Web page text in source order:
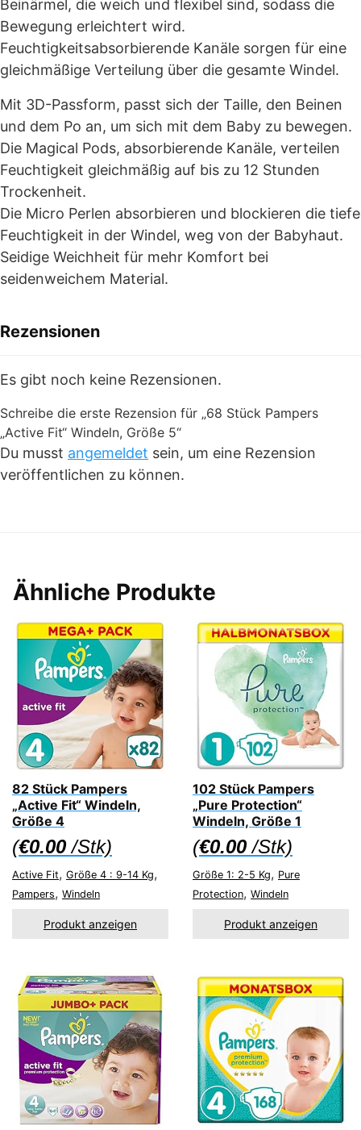
Beinärmel, die weich und flexibel sind, sodass die
Bewegung erleichtert wird.
Feuchtigkeitsabsorbierende Kanäle sorgen für eine
gleichmäßige Verteilung über die gesamte Windel.
Mit 3D-Passform, passt sich der Taille, den Beinen
und dem Po an, um sich mit dem Baby zu bewegen.
Die Magical Pods, absorbierende Kanäle, verteilen
Feuchtigkeit gleichmäßig auf bis zu 12 Stunden
Trockenheit.
Die Micro Perlen absorbieren und blockieren die tiefe
Feuchtigkeit in der Windel, weg von der Babyhaut.
Seidige Weichheit für mehr Komfort bei
seidenweichem Material.
Rezensionen
Es gibt noch keine Rezensionen.
Schreibe die erste Rezension für „68 Stück Pampers
„Active Fit“ Windeln, Größe 5“
Du musst angemeldet sein, um eine Rezension
veröffentlichen zu können.
Ähnliche Produkte
82 Stück Pampers
„Active Fit“ Windeln,
Größe 4
(€0.00 /Stk)
Active Fit, Größe 4 : 9-14 Kg,
Pampers, Windeln
Produkt anzeigen
102 Stück Pampers
„Pure Protection“
Windeln, Größe 1
(€0.00 /Stk)
Größe 1: 2-5 Kg, Pure
Protection, Windeln
Produkt anzeigen